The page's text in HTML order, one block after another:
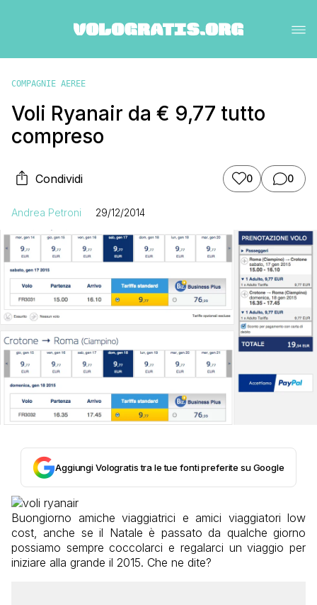
COMPAGNIE AEREE
Voli Ryanair da € 9,77 tutto
compreso
Condividi 0 0
Andrea Petroni 29/12/2014
Aggiungi Vologratis tra le tue fonti preferite su Google
Buongiorno amiche viaggiatrici e amici viaggiatori low
cost, anche se il Natale è passato da qualche giorno
possiamo sempre coccolarci e regalarci un viaggio per
iniziare alla grande il 2015. Che ne dite?